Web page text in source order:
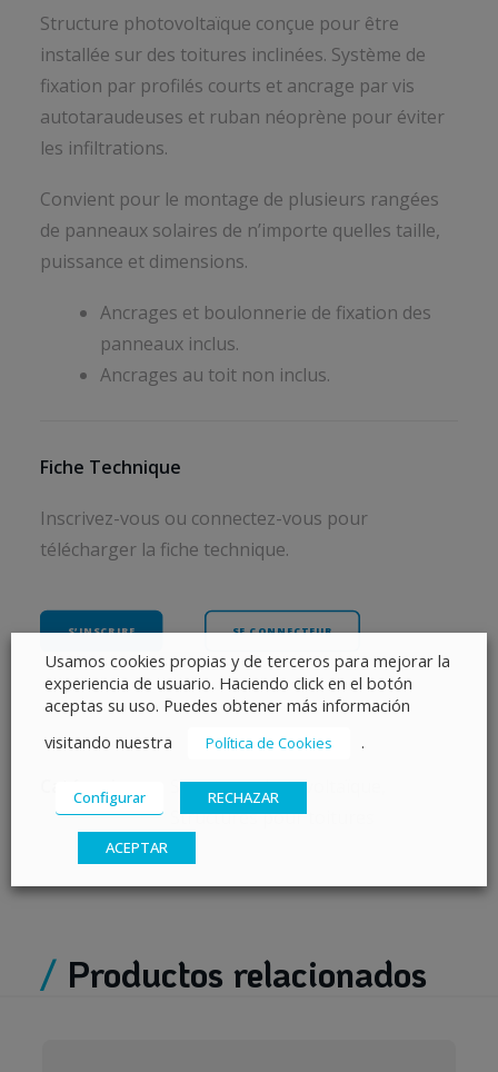
Structure photovoltaïque conçue pour être
installée sur des toitures inclinées. Système de
fixation par profilés courts et ancrage par vis
autotaraudeuses et ruban néoprène pour éviter
les infiltrations.
Convient pour le montage de plusieurs rangées
de panneaux solaires de n’importe quelles taille,
puissance et dimensions.
Ancrages et boulonnerie de fixation des
panneaux inclus.
Ancrages au toit non inclus.
Fiche Technique
Inscrivez-vous ou connectez-vous pour
télécharger la fiche technique.
S’INSCRIRE SE CONNECTEUR
Catégories Structure photovoltaïque
Structures pour toitures
/ Productos relacionados
Usamos cookies propias y de terceros para mejorar la
experiencia de usuario. Haciendo click en el botón
aceptas su uso. Puedes obtener más información
visitando nuestra
Política de Cookies .
Configurar RECHAZAR
ACEPTAR